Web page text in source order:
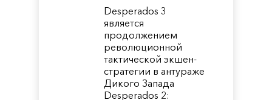
Desperados 3
является
продолжением
революционной
тактической экшен-
стратегии в антураже
Дикого Запада
Desperados 2: